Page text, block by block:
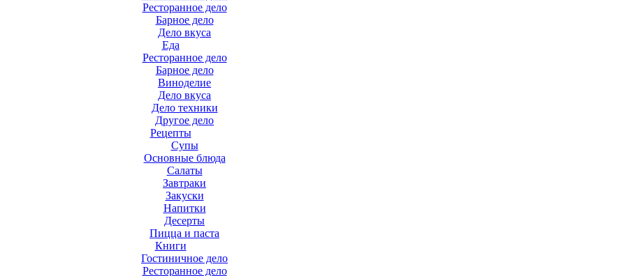
Ресторанное дело
Барное дело
Дело вкуса
Еда
Ресторанное дело
Барное дело
Виноделие
Дело вкуса
Дело техники
Другое дело
Рецепты
Супы
Основные блюда
Салаты
Завтраки
Закуски
Напитки
Десерты
Пицца и паста
Книги
Гостиничное дело
Ресторанное дело